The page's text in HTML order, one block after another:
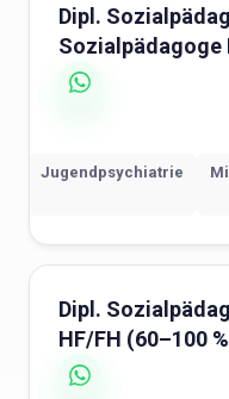
Dipl.
Sozialpädagoge
Jugendpsychiatrie
Dipl.
HF/FH (60–100